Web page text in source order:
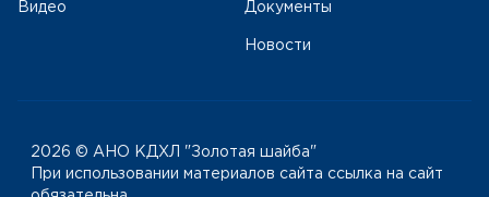
Видео Документы
Новости
2026 © АНО КДХЛ "Золотая шайба"
При использовании материалов сайта ссылка на сайт